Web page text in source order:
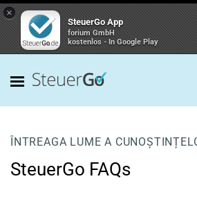
×
SteuerGo App
forium GmbH
kostenlos - In Google Play
ÎNTREAGA LUME A
SteuerGo FAQs